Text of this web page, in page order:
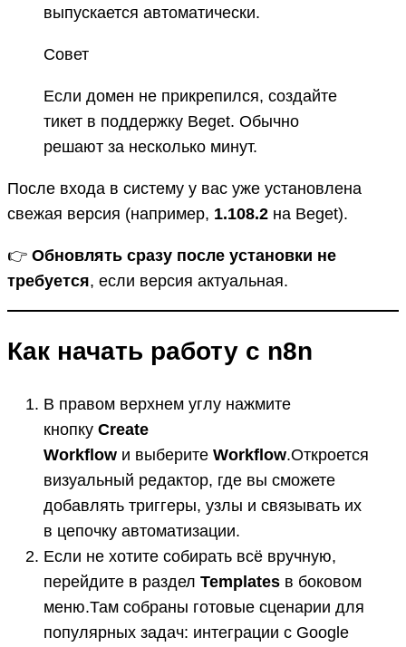
выпускается автоматически.
Совет
Если домен не прикрепился, создайте
тикет в поддержку Beget. Обычно
решают за несколько минут.
После входа в систему у вас уже установлена
свежая версия (например, 1.108.2 на Beget).
👉 Обновлять сразу после установки не
требуется, если версия актуальная.
Как начать работу с n8n
В правом верхнем углу нажмите
кнопку Create
Workflow и выберите Workflow.Откроется
визуальный редактор, где вы сможете
добавлять триггеры, узлы и связывать их
в цепочку автоматизации.
Если не хотите собирать всё вручную,
перейдите в раздел Templates в боковом
меню.Там собраны готовые сценарии для
популярных задач: интеграции с Google